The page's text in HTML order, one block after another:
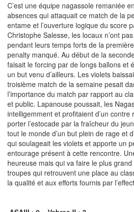
C’est une équipe nagassole remaniée
absences qui attaquait ce match de la
entame et l’ouverture logique du score
Christophe Salesse, les locaux n’ont
pendant leurs temps forts de la première
penalty manqué. Au début de la
faisait le forcing par de longs ballons et
un but venu d’ailleurs. Les violets
troisième match de la semaine pesait
l’importance du match par rapport au
et public. Lapanouse poussait, les
intelligemment et profitaient d’un
porter l’estocade par la fraîcheur du
tout le monde d’un but plein de rage et
qui soulageait les violets et apporte un
entourage présent à cette rencontre.
heureuse mais qui va faire le plus
troupes qui retrouvent une place au
la qualité et aux efforts fournis par